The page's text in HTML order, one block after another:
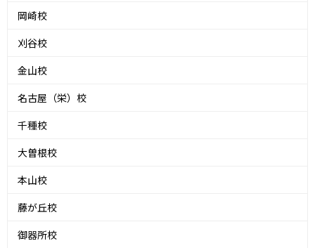
岡崎校
刈谷校
金山校
名古屋（栄）校
千種校
大曽根校
本山校
藤が丘校
御器所校